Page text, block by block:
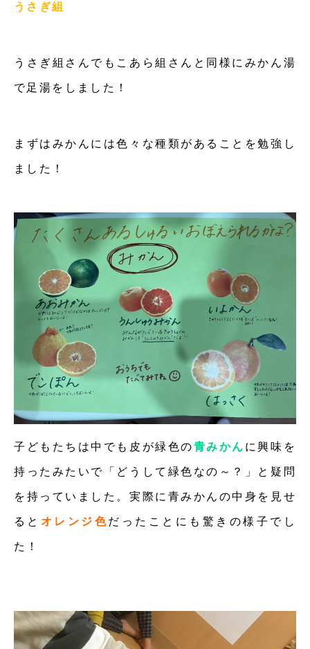
うさぎ組
うさぎ組さんでもこあら組さんと同様にみかん湯
で足湯をしました！
まずはみかんには色々な種類があることを勉強し
ました！
子どもたちは中でも皮が緑色の青みかん に興味を
持ったみたいで「どうして緑色なの～？」と疑問
を持っていました。実際に青みかんの中身を見せ
ると オレンジ色だったことにも驚きの様子でし
た！